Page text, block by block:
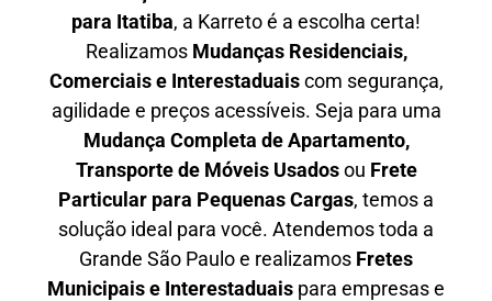
para Itatiba, a Karreto é a escolha certa!
Realizamos Mudanças Residenciais,
Comerciais e Interestaduaiscom segurança,
agilidade e preços acessíveis. Seja para uma
Mudança Completa de Apartamento,
Transporte de Móveis Usadosou Frete
Particular para Pequenas Cargas, temos a
solução ideal para você. Atendemostoda a
Grande São Pauloe realizamos Fretes
Municipais e Interestaduais para empresas e